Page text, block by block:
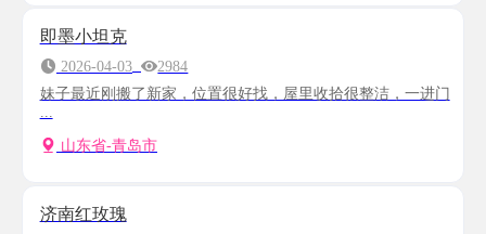
即墨小坦克
2026-04-03
2984
妹子最近刚搬了新家，位置很好找，屋里收拾很整洁，一进门
...
山东省-青岛市
济南红玫瑰